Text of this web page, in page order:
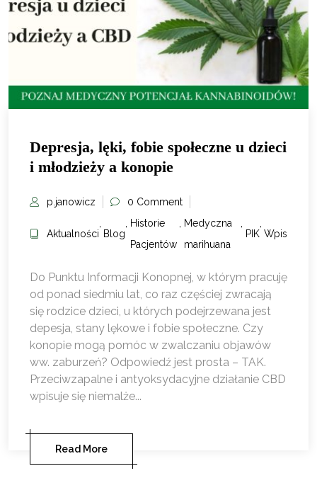
Depresja, lęki, fobie społeczne u dzieci
i młodzieży a konopie
p.janowicz 0 Comment
Aktualności Blog
Historie
Pacjentów
Medyczna
marihuana
PIK Wpis
Do Punktu Informacji Konopnej, w którym pracuję
od ponad siedmiu lat, co raz częściej zwracają
się rodzice dzieci, u których podejrzewana jest
depesja, stany lękowe i fobie społeczne. Czy
konopie mogą pomóc w zwalczaniu objawów
ww. zaburzeń? Odpowiedź jest prosta – TAK.
Przeciwzapalne i antyoksydacyjne działanie CBD
wpisuje się niemalże...
Read More